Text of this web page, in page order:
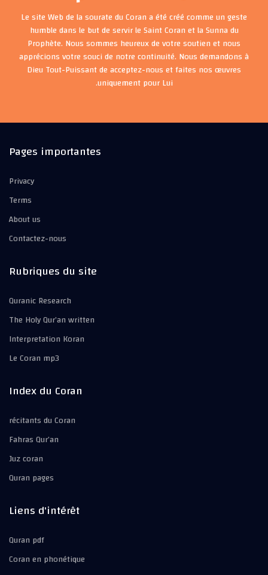
Le site Web de la sourate du Coran a été créé comme un geste
humble dans le but de servir le Saint Coran et la Sunna du
Prophète. Nous sommes heureux de votre soutien et nous
apprécions votre souci de notre continuité. Nous demandons à
Dieu Tout-Puissant de acceptez-nous et faites nos œuvres
uniquement pour Lui.
Pages importantes
Privacy
Terms
About us
Contactez-nous
Rubriques du site
Quranic Research
The Holy Qur’an written
Interpretation Koran
Le Coran mp3
Index du Coran
récitants du Coran
Fahras Qur’an
Juz coran
Quran pages
Liens d'intérêt
Quran pdf
Coran en phonétique